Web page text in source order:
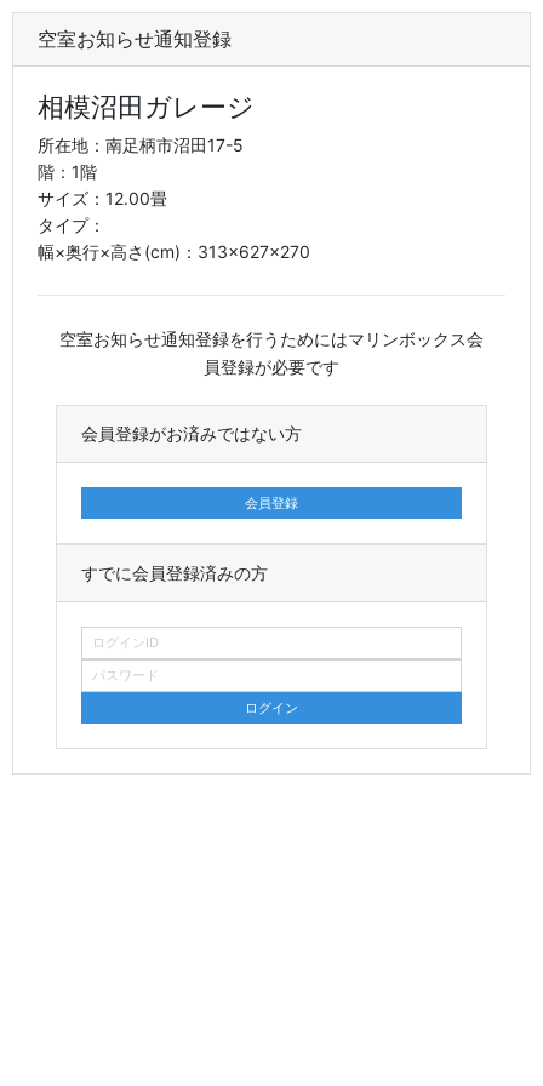
空室お知らせ通知登録
相模沼田ガレージ
所在地：南足柄市沼田17-5
階：1階
サイズ：12.00畳
タイプ：
幅×奥行×高さ(cm)：313×627×270
空室お知らせ通知登録を行うためにはマリンボックス会
員登録が必要です
会員登録がお済みではない方
会員登録
すでに会員登録済みの方
ログインID
パスワード
ログイン